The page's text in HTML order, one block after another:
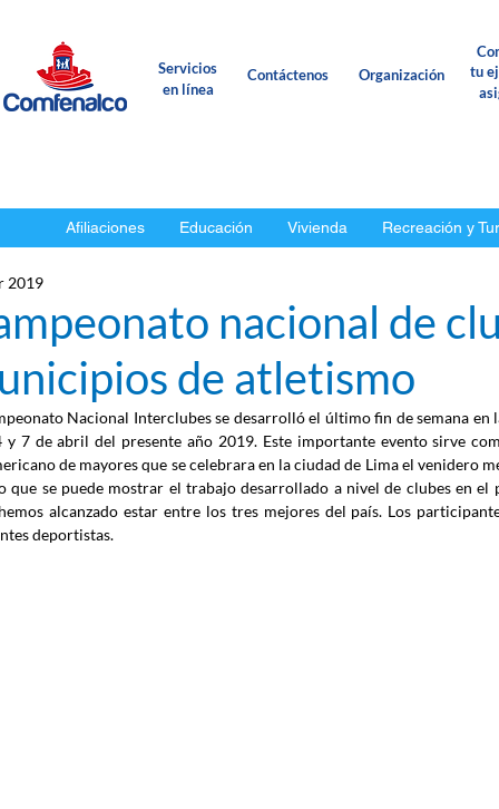
Servicios
en línea
Contáctenos Organización
tu
Afiliaciones Educación Vivienda Recreación y
nacional de
de atletismo
2019
Nacional Interclubes se desarrolló el último fin de semana en
y 7 de abril del presente año 2019. Este importante evento sirve
de mayores que se celebrara en la ciudad de Lima el venidero
que se puede mostrar el trabajo desarrollado a nivel de clubes en el
alcanzado estar entre los tres mejores del país. Los
deportistas.